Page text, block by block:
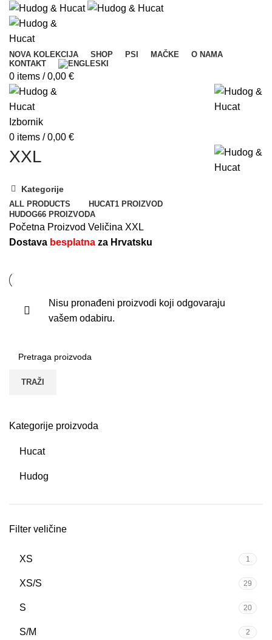
NOVA KOLEKCIJA SHOP PSI MAČKE
O NAMA
KONTAKT
0 items / 0,00 €
Izbornik
0 items / 0,00 €
XXL
Kategorije
ALL PRODUCTS HUCAT1 PROIZVOD
HUDOG66 PROIZVODA
Kategorije proizvoda
Hucat
Hudog
Filter veličine
XS 1
XS/S 29
S 20
S/M 2
Početna Proizvod Veličina XXL
Dostava besplatna za Hrvatsku
Nisu pronađeni proizvodi koji odgovaraju
vašem odabiru.
TRAŽI